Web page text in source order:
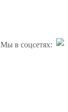
Мы в соцсетях: